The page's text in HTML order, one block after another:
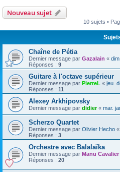
Nouveau sujet
10 sujets •
Chaîne de Pétia
Dernier message par Gazalain «
Réponses : 9
Guitare à l'octave supérieur
Dernier message par PierreL « jeu.
Réponses : 11
Alexey Arkhipovsky
Dernier message par didier« mar.
Scherzo Quartet
Dernier message par Olivier Hecho «
Réponses : 3
Orchestre avec Balalaïka
Dernier message par Manu Cavalier
Réponses : 20